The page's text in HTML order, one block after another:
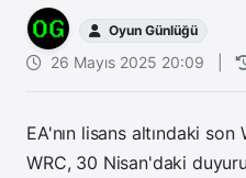
Oyun Günlüğü
26 Mayıs 2025 20:09
EA'nın lisans altındaki son
WRC, 30 Nisan'daki